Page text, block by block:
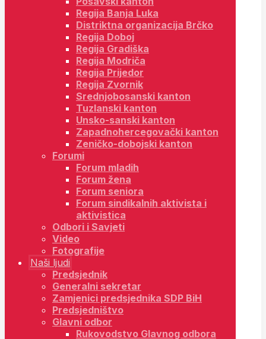
Regija Banja Luka
Distriktna organizacija Brčko
Regija Doboj
Regija Gradiška
Regija Modriča
Regija Prijedor
Regija Zvornik
Srednjobosanski kanton
Tuzlanski kanton
Unsko-sanski kanton
Zapadnohercegovački kanton
Zeničko-dobojski kanton
Forumi
Forum mladih
Forum žena
Forum seniora
Forum sindikalnih aktivista i
aktivistica
Odbori i Savjeti
Video
Fotografije
Naši ljudi
Predsjednik
Generalni sekretar
Zamjenici predsjednika SDP BiH
Predsjedništvo
Glavni odbor
Rukovodstvo Glavnog odbora